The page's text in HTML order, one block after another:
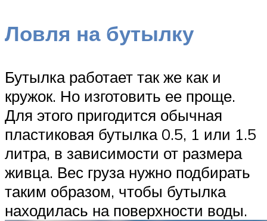
Ловля на бутылку
Бутылка работает так же как и
кружок. Но изготовить ее проще.
Для этого пригодится обычная
пластиковая бутылка 0.5, 1 или 1.5
литра, в зависимости от размера
живца. Вес груза нужно подбирать
таким образом, чтобы бутылка
находилась на поверхности воды.